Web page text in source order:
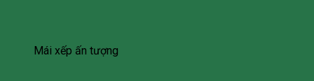
Mái xếp ấn tượng